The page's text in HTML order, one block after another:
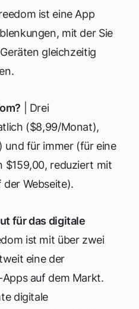
ist eine App
mit der Sie
gleichzeitig
| Drei
($8,99/Monat),
und für immer (für eine
$159,00, reduziert mit
Webseite).
für das digitale
ist mit über zwei
eine der
auf dem Markt.
digitale